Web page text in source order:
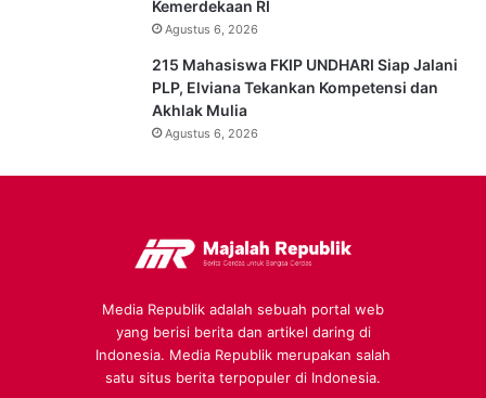
Kemerdekaan RI
Agustus 6, 2026
215 Mahasiswa FKIP UNDHARI Siap Jalani
PLP, Elviana Tekankan Kompetensi dan
Akhlak Mulia
Agustus 6, 2026
Media Republik adalah sebuah portal web
yang berisi berita dan artikel daring di
Indonesia. Media Republik merupakan salah
satu situs berita terpopuler di Indonesia.